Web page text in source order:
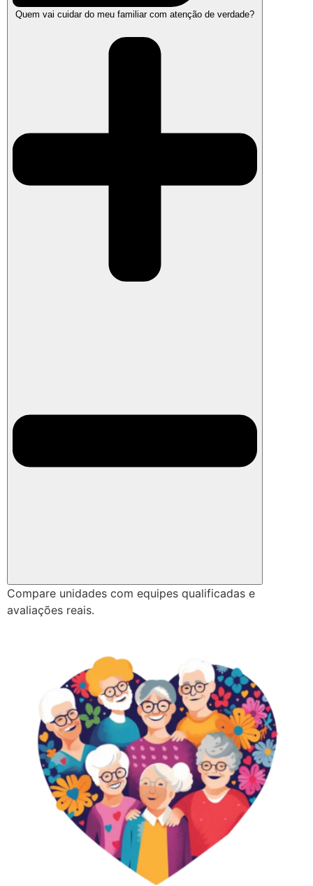
Quem vai cuidar do meu familiar com atenção de verdade?
Compare unidades com equipes qualificadas e
avaliações reais.